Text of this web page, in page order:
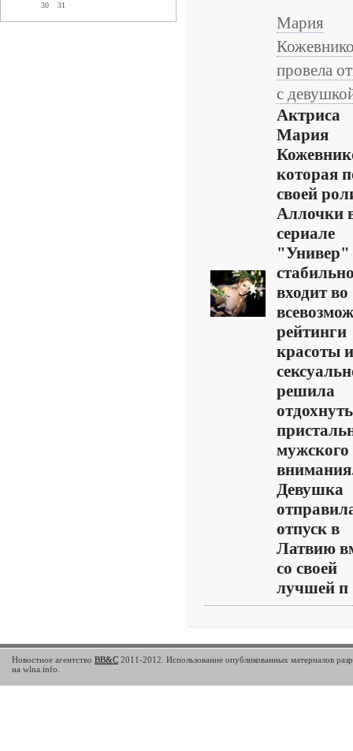
30
31
Мария
провела
с
Актриса
Мария
которая
своей
Аллочки
сериале
"Универ"
входит во
рейтинги
красоты и
решила
мужского
Девушка
отпуск в
Латвию
со своей
лучшей п
Новостное агентство BB&C 2011-2012. Использование опубликованных материалов
на wlna.info.